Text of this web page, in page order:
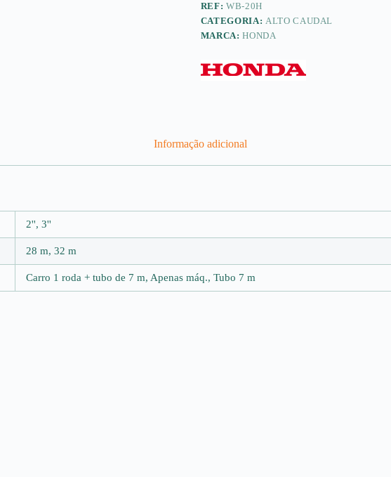
REF:WB-20H
CATEGORIA: ALTO CAUDAL
MARCA:HONDA
Informação adicional
2'', 3''
28 m, 32 m
Carro 1 roda + tubo de 7 m, Apenas máq., Tubo 7 m